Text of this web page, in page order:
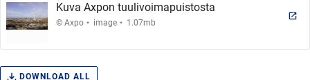
Kuva Axpon tuulivoimapuistosta
© Axpo . image . 1.07mb
DOWNLOAD ALL